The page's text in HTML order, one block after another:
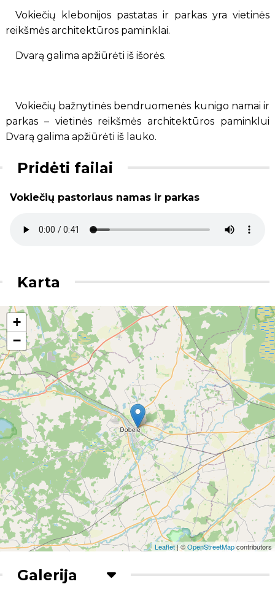
Vokiečių klebonijos pastatas ir parkas yra vietinės
reikšmės architektūros paminklai.
Dvarą galima apžiūrėti iš išorės.
Vokiečių bažnytinės bendruomenės kunigo namai ir
parkas – vietinės reikšmės architektūros paminklui
Dvarą galima apžiūrėti iš lauko.
Pridėti failai
Vokiečių pastoriaus namas ir parkas
Karta
+
−
Leaflet| ©OpenStreetMapcontributors
Galerija